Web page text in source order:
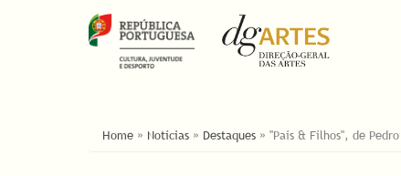
ESTÁ AQUI
Home » Notícias » Destaques » "Pais & Filhos", de